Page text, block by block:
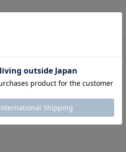
の商品もチェックしています